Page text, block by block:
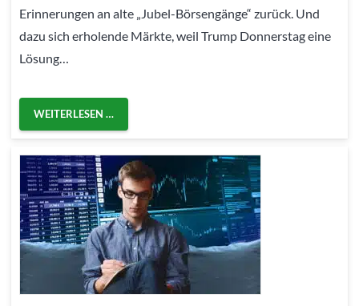
Erinnerungen an alte „Jubel-Börsengänge“ zurück. Und
dazu sich erholende Märkte, weil Trump Donnerstag eine
Lösung…
WEITERLESEN …